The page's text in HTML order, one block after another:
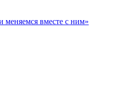
вместе с ним»